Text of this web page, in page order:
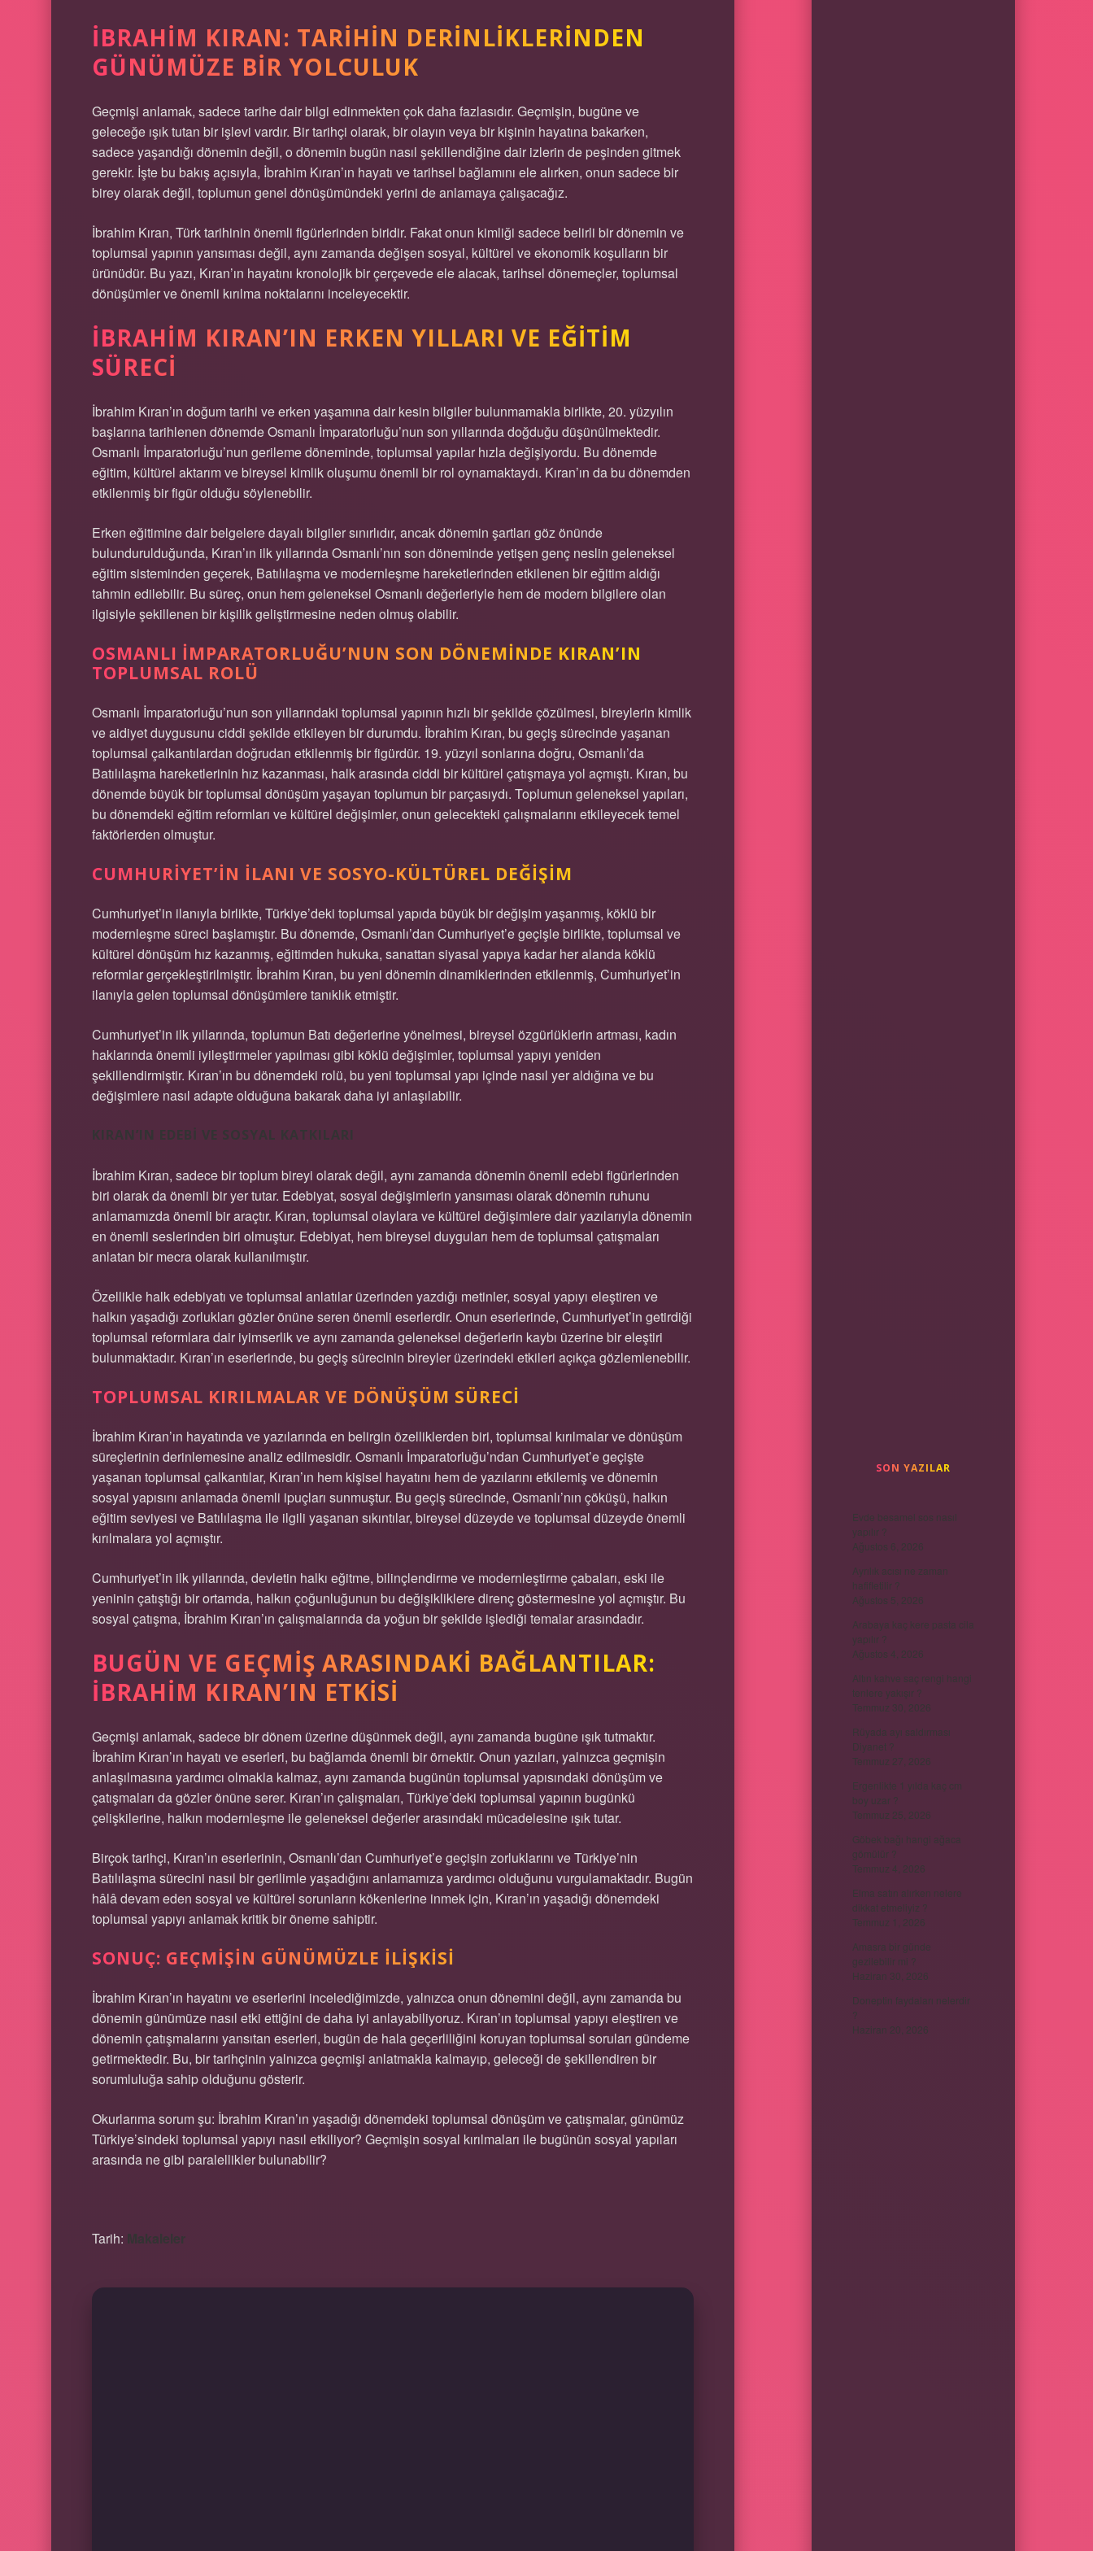
İBRAHIM KIRAN: TARIHIN DERINLIKLERINDEN
GÜNÜMÜZE BIR YOLCULUK
Geçmişi anlamak, sadece tarihe dair bilgi edinmekten çok daha fazlasıdır. Geçmişin, bugüne ve
geleceğe ışık tutan bir işlevi vardır. Bir tarihçi olarak, bir olayın veya bir kişinin hayatına bakarken,
sadece yaşandığı dönemin değil, o dönemin bugün nasıl şekillendiğine dair izlerin de peşinden gitmek
gerekir. İşte bu bakış açısıyla, İbrahim Kıran’ın hayatı ve tarihsel bağlamını ele alırken, onun sadece bir
birey olarak değil, toplumun genel dönüşümündeki yerini de anlamaya çalışacağız.
İbrahim Kıran, Türk tarihinin önemli figürlerinden biridir. Fakat onun kimliği sadece belirli bir dönemin ve
toplumsal yapının yansıması değil, aynı zamanda değişen sosyal, kültürel ve ekonomik koşulların bir
ürünüdür. Bu yazı, Kıran’ın hayatını kronolojik bir çerçevede ele alacak, tarihsel dönemeçler, toplumsal
dönüşümler ve önemli kırılma noktalarını inceleyecektir.
İBRAHIM KIRAN’IN ERKEN YILLARI VE EĞITIM
SÜRECI
İbrahim Kıran’ın doğum tarihi ve erken yaşamına dair kesin bilgiler bulunmamakla birlikte, 20. yüzyılın
başlarına tarihlenen dönemde Osmanlı İmparatorluğu’nun son yıllarında doğduğu düşünülmektedir.
Osmanlı İmparatorluğu’nun gerileme döneminde, toplumsal yapılar hızla değişiyordu. Bu dönemde
eğitim, kültürel aktarım ve bireysel kimlik oluşumu önemli bir rol oynamaktaydı. Kıran’ın da bu dönemden
etkilenmiş bir figür olduğu söylenebilir.
Erken eğitimine dair belgelere dayalı bilgiler sınırlıdır, ancak dönemin şartları göz önünde
bulundurulduğunda, Kıran’ın ilk yıllarında Osmanlı’nın son döneminde yetişen genç neslin geleneksel
eğitim sisteminden geçerek, Batılılaşma ve modernleşme hareketlerinden etkilenen bir eğitim aldığı
tahmin edilebilir. Bu süreç, onun hem geleneksel Osmanlı değerleriyle hem de modern bilgilere olan
ilgisiyle şekillenen bir kişilik geliştirmesine neden olmuş olabilir.
OSMANLI İMPARATORLUĞU’NUN SON DÖNEMINDE KIRAN’IN
TOPLUMSAL ROLÜ
Osmanlı İmparatorluğu’nun son yıllarındaki toplumsal yapının hızlı bir şekilde çözülmesi, bireylerin kimlik
ve aidiyet duygusunu ciddi şekilde etkileyen bir durumdu. İbrahim Kıran, bu geçiş sürecinde yaşanan
toplumsal çalkantılardan doğrudan etkilenmiş bir figürdür. 19. yüzyıl sonlarına doğru, Osmanlı’da
Batılılaşma hareketlerinin hız kazanması, halk arasında ciddi bir kültürel çatışmaya yol açmıştı. Kıran, bu
dönemde büyük bir toplumsal dönüşüm yaşayan toplumun bir parçasıydı. Toplumun geleneksel yapıları,
bu dönemdeki eğitim reformları ve kültürel değişimler, onun gelecekteki çalışmalarını etkileyecek temel
faktörlerden olmuştur.
CUMHURIYET’IN İLANI VE SOSYO-KÜLTÜREL DEĞIŞIM
Cumhuriyet’in ilanıyla birlikte, Türkiye’deki toplumsal yapıda büyük bir değişim yaşanmış, köklü bir
modernleşme süreci başlamıştır. Bu dönemde, Osmanlı’dan Cumhuriyet’e geçişle birlikte, toplumsal ve
kültürel dönüşüm hız kazanmış, eğitimden hukuka, sanattan siyasal yapıya kadar her alanda köklü
reformlar gerçekleştirilmiştir. İbrahim Kıran, bu yeni dönemin dinamiklerinden etkilenmiş, Cumhuriyet’in
ilanıyla gelen toplumsal dönüşümlere tanıklık etmiştir.
Cumhuriyet’in ilk yıllarında, toplumun Batı değerlerine yönelmesi, bireysel özgürlüklerin artması, kadın
haklarında önemli iyileştirmeler yapılması gibi köklü değişimler, toplumsal yapıyı yeniden
şekillendirmiştir. Kıran’ın bu dönemdeki rolü, bu yeni toplumsal yapı içinde nasıl yer aldığına ve bu
değişimlere nasıl adapte olduğuna bakarak daha iyi anlaşılabilir.
KIRAN’IN EDEBI VE SOSYAL KATKILARI
İbrahim Kıran, sadece bir toplum bireyi olarak değil, aynı zamanda dönemin önemli edebi figürlerinden
biri olarak da önemli bir yer tutar. Edebiyat, sosyal değişimlerin yansıması olarak dönemin ruhunu
anlamamızda önemli bir araçtır. Kıran, toplumsal olaylara ve kültürel değişimlere dair yazılarıyla dönemin
en önemli seslerinden biri olmuştur. Edebiyat, hem bireysel duyguları hem de toplumsal çatışmaları
anlatan bir mecra olarak kullanılmıştır.
Özellikle halk edebiyatı ve toplumsal anlatılar üzerinden yazdığı metinler, sosyal yapıyı eleştiren ve
halkın yaşadığı zorlukları gözler önüne seren önemli eserlerdir. Onun eserlerinde, Cumhuriyet’in getirdiği
toplumsal reformlara dair iyimserlik ve aynı zamanda geleneksel değerlerin kaybı üzerine bir eleştiri
bulunmaktadır. Kıran’ın eserlerinde, bu geçiş sürecinin bireyler üzerindeki etkileri açıkça gözlemlenebilir.
TOPLUMSAL KIRILMALAR VE DÖNÜŞÜM SÜRECI
İbrahim Kıran’ın hayatında ve yazılarında en belirgin özelliklerden biri, toplumsal kırılmalar ve dönüşüm
süreçlerinin derinlemesine analiz edilmesidir. Osmanlı İmparatorluğu’ndan Cumhuriyet’e geçişte
yaşanan toplumsal çalkantılar, Kıran’ın hem kişisel hayatını hem de yazılarını etkilemiş ve dönemin
sosyal yapısını anlamada önemli ipuçları sunmuştur. Bu geçiş sürecinde, Osmanlı’nın çöküşü, halkın
eğitim seviyesi ve Batılılaşma ile ilgili yaşanan sıkıntılar, bireysel düzeyde ve toplumsal düzeyde önemli
kırılmalara yol açmıştır.
Cumhuriyet’in ilk yıllarında, devletin halkı eğitme, bilinçlendirme ve modernleştirme çabaları, eski ile
yeninin çatıştığı bir ortamda, halkın çoğunluğunun bu değişikliklere direnç göstermesine yol açmıştır. Bu
sosyal çatışma, İbrahim Kıran’ın çalışmalarında da yoğun bir şekilde işlediği temalar arasındadır.
BUGÜN VE GEÇMIŞ ARASINDAKI BAĞLANTILAR:
İBRAHIM KIRAN’IN ETKISI
Geçmişi anlamak, sadece bir dönem üzerine düşünmek değil, aynı zamanda bugüne ışık tutmaktır.
İbrahim Kıran’ın hayatı ve eserleri, bu bağlamda önemli bir örnektir. Onun yazıları, yalnızca geçmişin
anlaşılmasına yardımcı olmakla kalmaz, aynı zamanda bugünün toplumsal yapısındaki dönüşüm ve
çatışmaları da gözler önüne serer. Kıran’ın çalışmaları, Türkiye’deki toplumsal yapının bugünkü
çelişkilerine, halkın modernleşme ile geleneksel değerler arasındaki mücadelesine ışık tutar.
Birçok tarihçi, Kıran’ın eserlerinin, Osmanlı’dan Cumhuriyet’e geçişin zorluklarını ve Türkiye’nin
Batılılaşma sürecini nasıl bir gerilimle yaşadığını anlamamıza yardımcı olduğunu vurgulamaktadır. Bugün
hâlâ devam eden sosyal ve kültürel sorunların kökenlerine inmek için, Kıran’ın yaşadığı dönemdeki
toplumsal yapıyı anlamak kritik bir öneme sahiptir.
SONUÇ: GEÇMIŞIN GÜNÜMÜZLE İLIŞKISI
İbrahim Kıran’ın hayatını ve eserlerini incelediğimizde, yalnızca onun dönemini değil, aynı zamanda bu
dönemin günümüze nasıl etki ettiğini de daha iyi anlayabiliyoruz. Kıran’ın toplumsal yapıyı eleştiren ve
dönemin çatışmalarını yansıtan eserleri, bugün de hala geçerliliğini koruyan toplumsal soruları gündeme
getirmektedir. Bu, bir tarihçinin yalnızca geçmişi anlatmakla kalmayıp, geleceği de şekillendiren bir
sorumluluğa sahip olduğunu gösterir.
Okurlarıma sorum şu: İbrahim Kıran’ın yaşadığı dönemdeki toplumsal dönüşüm ve çatışmalar, günümüz
Türkiye’sindeki toplumsal yapıyı nasıl etkiliyor? Geçmişin sosyal kırılmaları ile bugünün sosyal yapıları
arasında ne gibi paralellikler bulunabilir?
Tarih: Makaleler
SON YAZILAR
Evde besamel sos nasıl
yapılır ?
Ağustos 6, 2026
Ayrılık acısı ne zaman
hafifletilir ?
Ağustos 5, 2026
Arabaya kaç kere pasta cila
yapılır ?
Ağustos 4, 2026
Altın kahve saç rengi hangi
tenlere yakışır ?
Temmuz 30, 2026
Rüyada ayı saldırması
Diyanet ?
Temmuz 27, 2026
Ergenlikte 1 yılda kaç cm
boy uzar ?
Temmuz 25, 2026
Göbek bağı hangi ağaca
gömülür ?
Temmuz 4, 2026
Elma satın alırken nelere
dikkat etmeliyiz ?
Temmuz 1, 2026
Amasra bir günde
gezilebilir mi ?
Haziran 30, 2026
Doneptin faydaları nelerdir
?
Haziran 20, 2026